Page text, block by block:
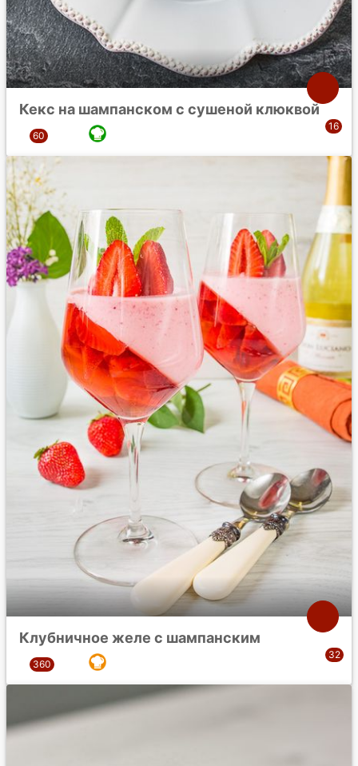
Кекс на шампанском с сушеной клюквой
Клубничное желе с шампанским